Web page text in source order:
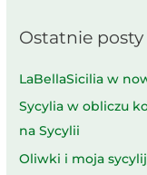
Ostatnie posty
LaBellaSicilia w
Sycylia w obliczu
na Sycylii
Oliwki i moja